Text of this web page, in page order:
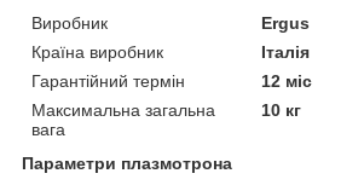
Виробник
Ergus
Країна виробник
Італія
Гарантійний термін
12 міс
Максимальна загальна
вага
10 кг
Параметри плазмотрона